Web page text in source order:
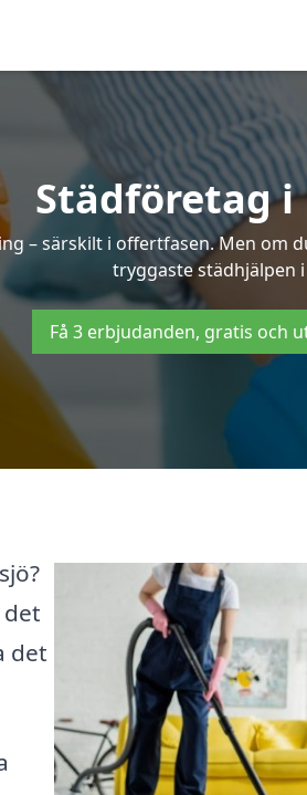
Städföretag i
– särskilt i offertfasen. Men om
tryggaste städhjälpen
Få 3 erbjudanden, gratis och
det